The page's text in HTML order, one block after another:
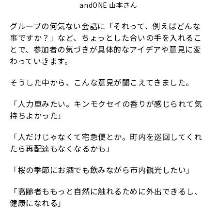
andONE 山本さん
グループの何気ない会話に「それって、例えばどんな
事ですか？」など、ちょっとした合いの手を入れるこ
とで、参加者の気づきが具体的なアイデアや意見に変
わっていきます。
そうした中から、こんな意見が聞こえてきました。
「人力車みたい。キンモクセイの香りが感じられて気
持ちよかった」
「人だけじゃなくて宅急便とか。町内を巡回してくれ
たら再配達もなくなるかも」
「桜の季節にお酒でも飲みながら市内観光したい」
「高齢者ももっと自然に触れるために外出できるし、
健康になれる」